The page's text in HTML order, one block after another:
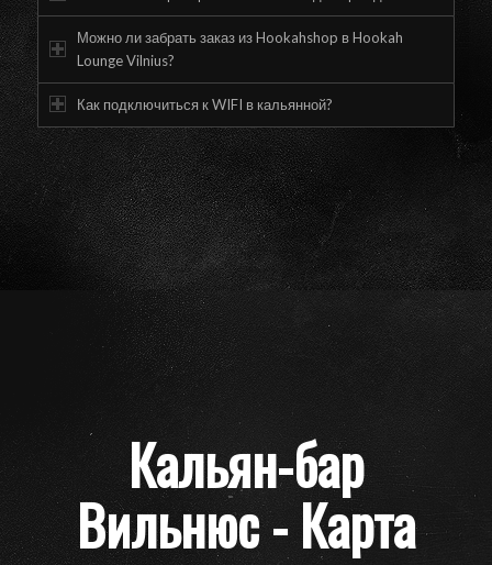
Можно ли забрать заказ из Hookahshop в Hookah
Lounge Vilnius?
Как подключиться к WIFI в кальянной?
Кальян-бар
Вильнюс - Карта